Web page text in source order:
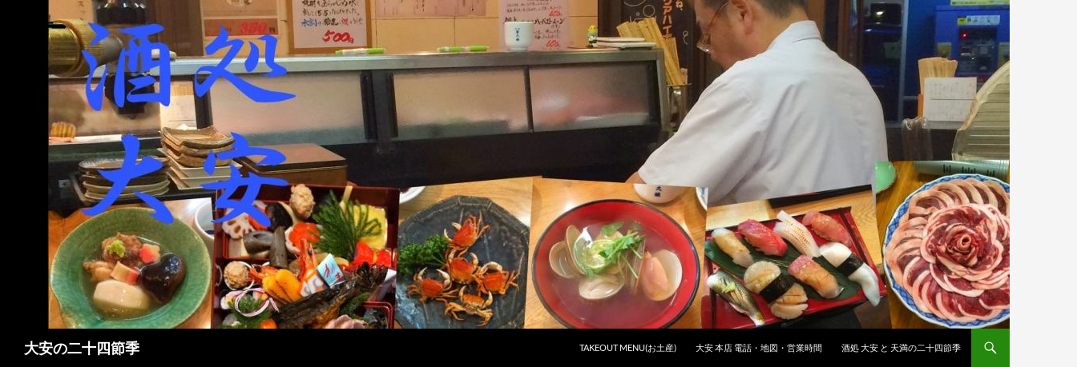
大安の二十四節季
TAKEOUT MENU(お土産)
大安 本店 電話・地図・営業時間 酒処 大安 と 天満の二十四節季